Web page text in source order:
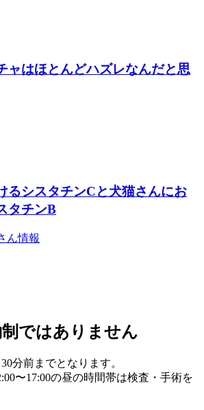
ャはほとんどハズレなんだと思
るシスタチンCと犬猫さんにお
タチンB
ん情報
ではありません
分前までとなります。
〜17:00の昼の時間帯は検査・手術を